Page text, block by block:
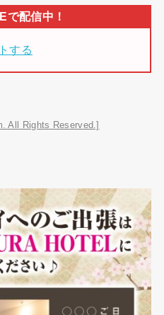
する
All Rights Reserved.]